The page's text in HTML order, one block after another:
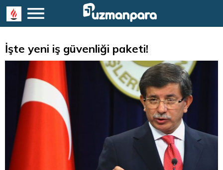
İşte yeni iş güvenliği paketi!